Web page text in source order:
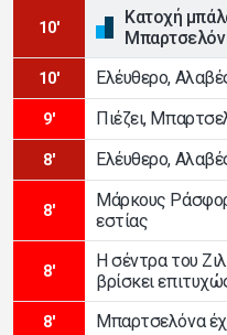
10'
Κατοχή
10' Ελέυθερο,
9' Πιέζει,
8' Ελέυθερο,
8'
Μάρκους
εστίας
8'
Η σέντρα του
βρίσκει
8' Μπαρτσελόνα